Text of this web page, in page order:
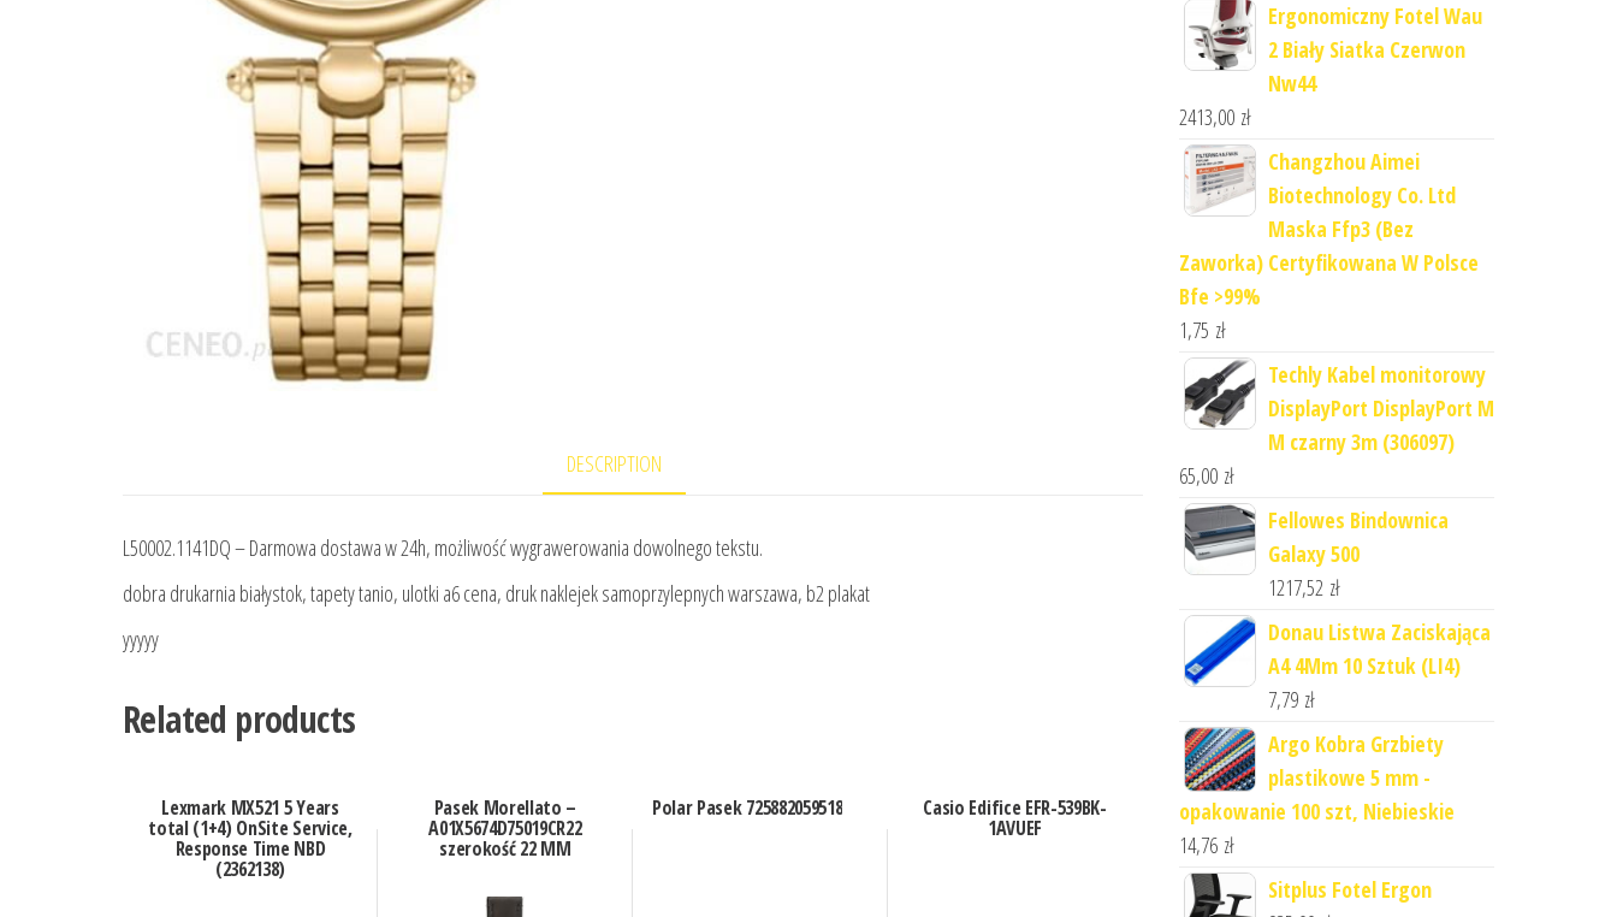
DESCRIPTION
L50002.1141DQ – Darmowa dostawa w 24h, możliwość wygrawerowania dowolnego tekstu.
dobra drukarnia białystok, tapety tanio, ulotki a6 cena, druk naklejek samoprzylepnych warszawa, b2 plakat
yyyyy
Related products
Lexmark MX521 5 Years
total (1+4) OnSite Service,
Response Time NBD
(2362138)
Pasek Morellato –
A01X5674D75019CR22
szerokość 22 MM
Polar Pasek 725882059518 Casio Edifice EFR-539BK-
1AVUEF
Ergonomiczny Fotel Wau
2 Biały Siatka Czerwon
Nw44
2413,00 zł
Changzhou Aimei
Biotechnology Co. Ltd
Maska Ffp3 (Bez
Zaworka) Certyfikowana W Polsce
Bfe >99%
1,75 zł
Techly Kabel monitorowy
DisplayPort DisplayPort M
M czarny 3m (306097)
65,00 zł
Fellowes Bindownica
Galaxy 500
1217,52 zł
Donau Listwa Zaciskająca
A4 4Mm 10 Sztuk (LI4)
7,79 zł
Argo Kobra Grzbiety
plastikowe 5 mm -
opakowanie 100 szt, Niebieskie
14,76 zł
Sitplus Fotel Ergon